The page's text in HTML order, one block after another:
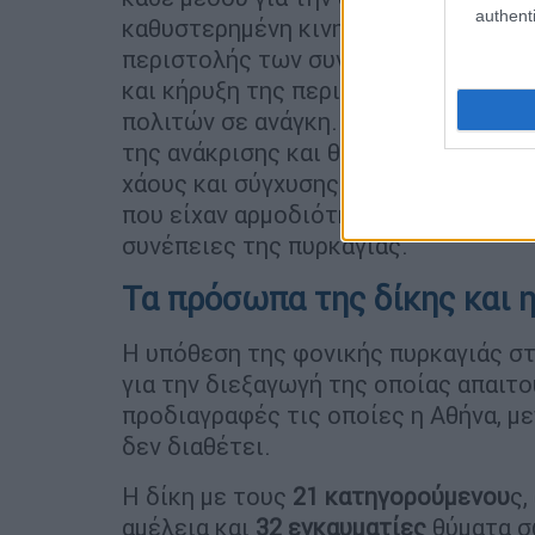
καθυστερημένη κινητοποίηση τόσο
περιστολής των συνεπειών της
και κήρυξη της περιοχής σε
πολιτών σε ανάγκη. Σωρεία
της ανάκρισης και θα μελετηθούν
χάους και σύγχυσης που επικράτησε
που είχαν αρμοδιότητα να
συνέπειες της πυρκαγιάς.
Τα πρόσωπα της δίκης και
Η υπόθεση της φονικής πυρκαγιάς
για την διεξαγωγή της οποίας
προδιαγραφές τις οποίες η Αθήνα,
δεν διαθέτει.
Η δίκη με τους 21 κατηγορούμενου
αμέλεια και 32 εγκαυματίες θύματα